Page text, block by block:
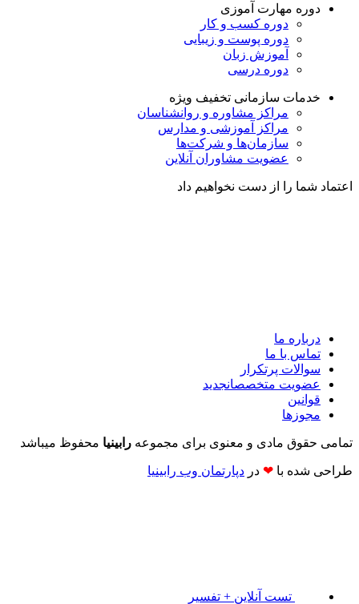
دوره مهارت آموزی
دوره کسب و کار
دوره پوست و زیبایی
آموزش زبان
دوره درسی
خدمات سازمانی تخفیف ویژه
مراکز مشاوره و روانشناسان
مراکز آموزشی و مدارس
سازمان‌ها و شرکت‌ها
عضویت مشاوران آنلاین
اعتماد شما را از دست نخواهیم داد
درباره ما
تماس با ما
سوالات پرتکرار
عضویت متخصصانجدید
قوانین
مجوزها
تمامی حقوق مادی و معنوی برای مجموعه رابینیا محفوظ میباشد
طراحی شده با ❤ در دپارتمان وب رابینیا​​
تست آنلاین + تفسیر